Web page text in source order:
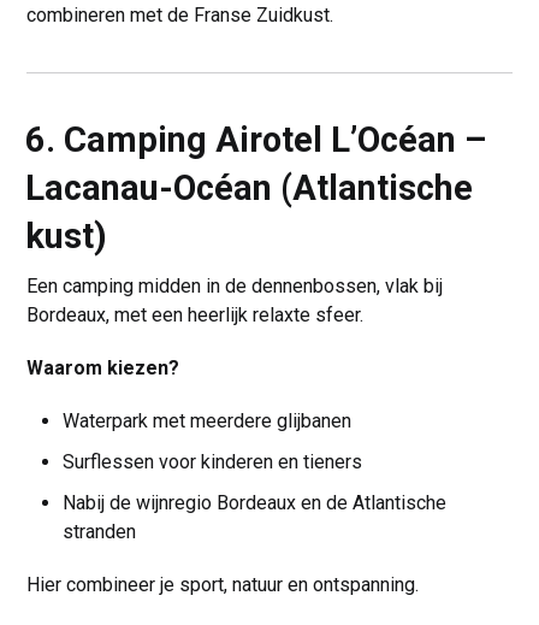
combineren met de Franse Zuidkust.
6. Camping Airotel L’Océan –
Lacanau-Océan (Atlantische
kust)
Een camping midden in de dennenbossen, vlak bij
Bordeaux, met een heerlijk relaxte sfeer.
Waarom kiezen?
Waterpark met meerdere glijbanen
Surflessen voor kinderen en tieners
Nabij de wijnregio Bordeaux en de Atlantische
stranden
Hier combineer je sport, natuur en ontspanning.